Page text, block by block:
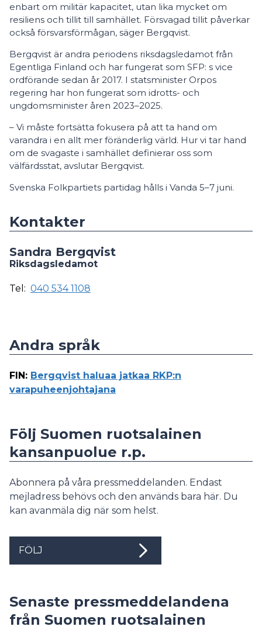
enbart om militär kapacitet, utan lika mycket om
resiliens och tillit till samhället. Försvagad tillit påverkar
också försvarsförmågan, säger Bergqvist.
Bergqvist är andra periodens riksdagsledamot från
Egentliga Finland och har fungerat som SFP: s vice
ordförande sedan år 2017. I statsminister Orpos
regering har hon fungerat som idrotts- och
ungdomsminister åren 2023–2025.
– Vi måste fortsätta fokusera på att ta hand om
varandra i en allt mer föränderlig värld. Hur vi tar hand
om de svagaste i samhället definierar oss som
välfärdsstat, avslutar Bergqvist.
Svenska Folkpartiets partidag hålls i Vanda 5–7 juni.
Kontakter
Sandra Bergqvist
Riksdagsledamot
Tel: 040 534 1108
Andra språk
FIN: Bergqvist haluaa jatkaa RKP:n
varapuheenjohtajana
Följ Suomen ruotsalainen
kansanpuolue r.p.
Abonnera på våra pressmeddelanden. Endast
mejladress behövs och den används bara här. Du
kan avanmäla dig när som helst.
FÖLJ
Senaste pressmeddelandena
från Suomen ruotsalainen